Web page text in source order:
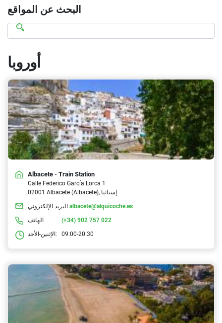
البحث عن المواقع
أوروبا
Albacete - Train Station
Calle Federico García Lorca 1
02001 Albacete (Albacete), إسبانيا
البريد الإلكتروني albacete@alquicoche.es
الهاتف
(+34) 902 757 022
الإثنين-الأحد:
09:00-20:30